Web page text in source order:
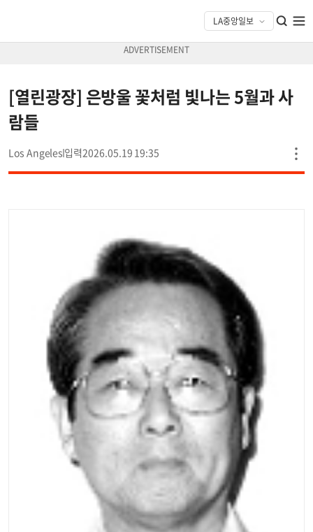
[열린광장] 은방울 꽃처럼 빛나는 5월과 사
람들
Los Angeles 2026.05.19 19:35